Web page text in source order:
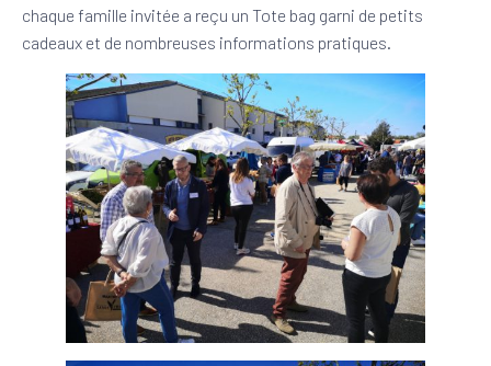
chaque famille invitée a reçu un Tote bag garni de petits
cadeaux et de nombreuses informations pratiques.